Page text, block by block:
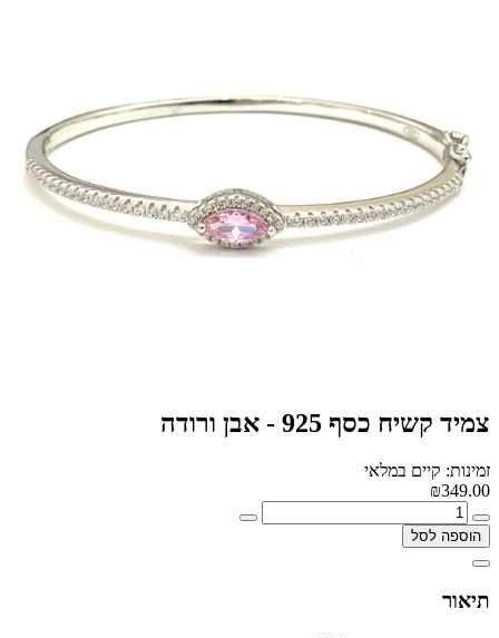
צמיד קשיח כסף 925 - אבן ורודה
זמינות: קיים במלאי
₪349.00
הוספה לסל
תיאור